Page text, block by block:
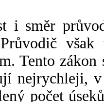
i směr
Tento
nejrychleji, v
počet